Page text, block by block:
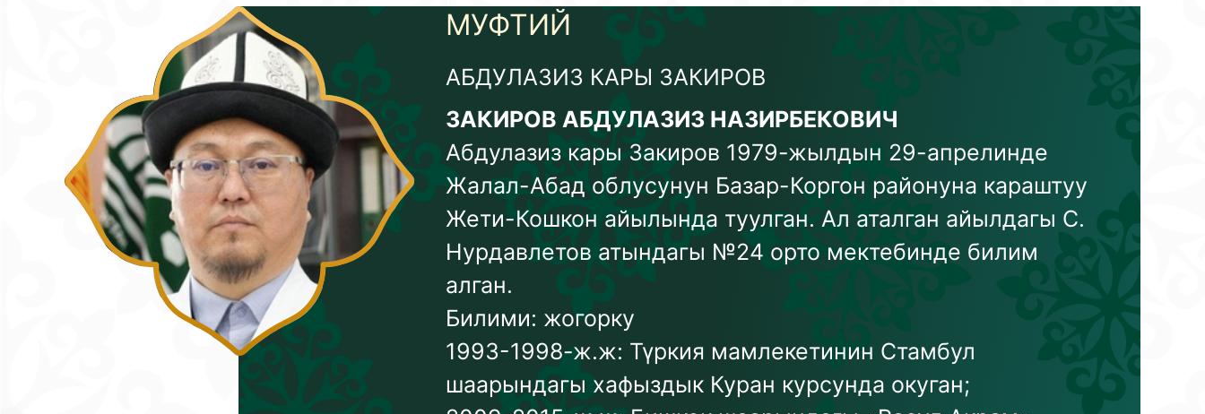
МУФТИЙ
АБДУЛАЗИЗ КАРЫ ЗАКИРОВ
ЗАКИРОВ АБДУЛАЗИЗ НАЗИРБЕКОВИЧ
Абдулазиз кары Закиров 1979-жылдын 29-апрелинде
Жалал-Абад облусунун Базар-Коргон районуна караштуу
Жети-Кошкон айылында туулган. Ал аталган айылдагы С.
Нурдавлетов атындагы №24 орто мектебинде билим
алган.
Билими: жогорку
1993-1998-ж.ж: Түркия мамлекетинин Стамбул
шаарындагы хафыздык Куран курсунда окуган;